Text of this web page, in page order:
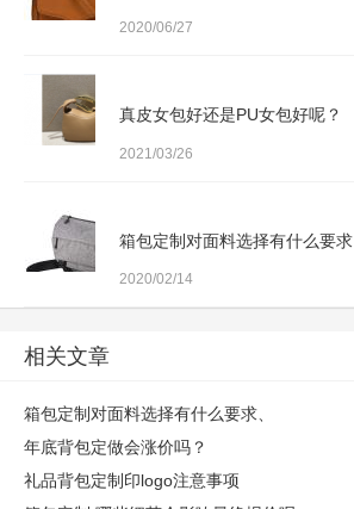
2020/06/27
真皮女包好还是PU女包好呢？
2021/03/26
箱包定制对面料选择有什么要求
2020/02/14
相关文章
箱包定制对面料选择有什么要求、
年底背包定做会涨价吗？
礼品背包定制印logo注意事项